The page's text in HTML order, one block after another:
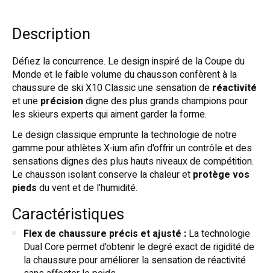
Description
Défiez la concurrence. Le design inspiré de la Coupe du
Monde et le faible volume du chausson confèrent à la
chaussure de ski X10 Classic une sensation de réactivité
et une précisiondigne des plus grands champions pour
les skieurs experts qui aiment garder la forme.
Le design classique emprunte la technologie de notre
gamme pour athlètes X-ium afin d'offrir un contrôle et des
sensations dignes des plus hauts niveaux de compétition.
Le chausson isolant conserve la chaleur et protège vos
pieds du vent et de l'humidité.
Caractéristiques
Flex de chaussure précis et ajusté : La technologie
Dual Core permet d'obtenir le degré exact de rigidité de
la chaussure pour améliorer la sensation de réactivité